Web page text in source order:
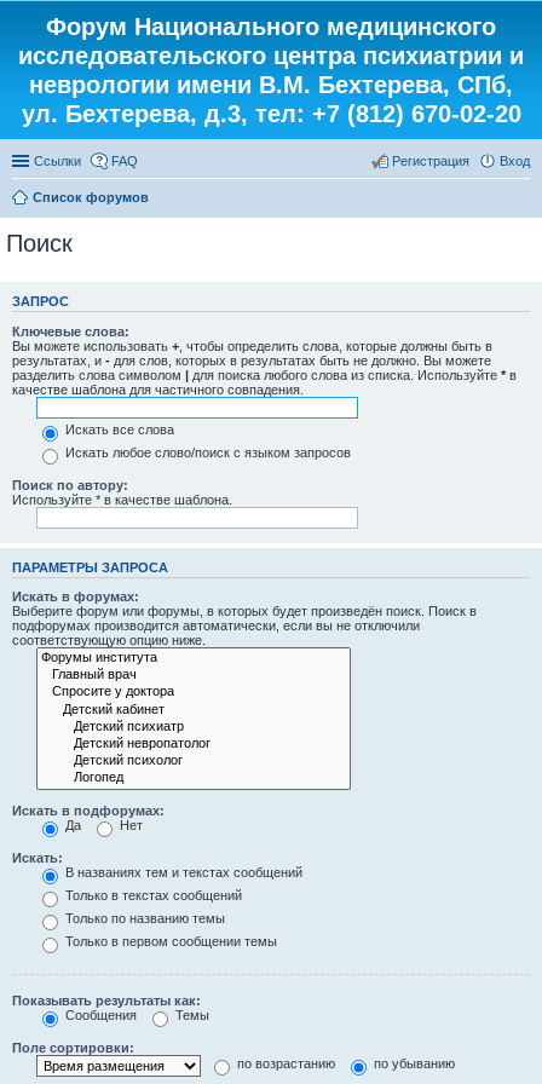
Форум Национального медицинского
исследовательского центра психиатрии и
неврологии имени В.М. Бехтерева, СПб,
ул. Бехтерева, д.3, тел: +7 (812) 670-02-20
Ссылки FAQ Вход
Регистрация
Список форумов
Поиск
ЗАПРОС
Ключевые слова:
Вы можете использовать + , чтобы определить слова, которые должны быть в
результатах, и - для слов, которых в результатах быть не должно. Вы можете
разделить слова символом | для поиска любого слова из списка. Используйте * в
качестве шаблона для частичного совпадения.
Искать все слова
Искать любое слово/поиск с языком запросов
Поиск по автору:
Используйте * в качестве шаблона.
ПАРАМЕТРЫ ЗАПРОСА
Искать в форумах:
Выберите форум или форумы, в которых будет произведён поиск. Поиск в
подфорумах производится автоматически, если вы не отключили
соответствующую опцию ниже.
Искать в подфорумах:
Да
Нет
Искать:
В названиях тем и текстах сообщений
Только в текстах сообщений
Только по названию темы
Только в первом сообщении темы
Показывать результаты как:
Сообщения
Темы
Поле сортировки:
по возрастанию
по убыванию